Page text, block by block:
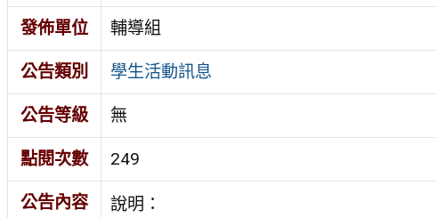
發佈單位 輔導組
公告類別 學生活動訊息
公告等級 無
點閱次數 249
公告內容
說明：